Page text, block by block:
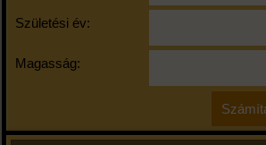
Születési év:
Magasság: